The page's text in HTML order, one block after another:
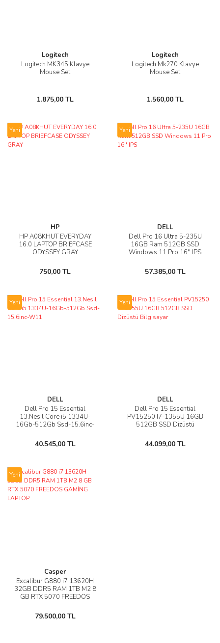
Logitech
Logitech MK345 Klavye
Mouse Set
1.875,00 TL
Logitech
Logitech Mk270 Klavye
Mouse Set
1.560,00 TL
Yeni
HP
HP A08KHUT EVERYDAY
16.0 LAPTOP BRIEFCASE
ODYSSEY GRAY
750,00 TL
Yeni
DELL
Dell Pro 16 Ultra 5-235U
16GB Ram 512GB SSD
Windows 11 Pro 16'' IPS
57.385,00 TL
Yeni
DELL
Dell Pro 15 Essential
13.Nesil Core i5 1334U-
16Gb-512Gb Ssd-15.6inc-
40.545,00 TL
Yeni
DELL
Dell Pro 15 Essential
PV15250 I7-1355U 16GB
512GB SSD Dizüstü
44.099,00 TL
Yeni
Casper
Excalibur G880 i7 13620H
32GB DDR5 RAM 1TB M2 8
GB RTX 5070 FREEDOS
79.500,00 TL